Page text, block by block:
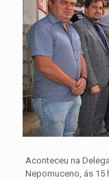
Aconteceu na
Nepomuceno, ás 15